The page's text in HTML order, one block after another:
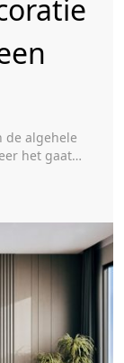
de algehele
het gaat
maar
van de